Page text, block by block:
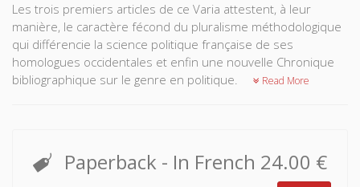
Les trois premiers articles de ce Varia attestent, à leur
manière, le caractère fécond du pluralisme méthodologique
qui différencie la science politique française de ses
homologues occidentales et enfin une nouvelle Chronique
bibliographique sur le genre en politique.
Read More
Paperback - In French 24.00 €